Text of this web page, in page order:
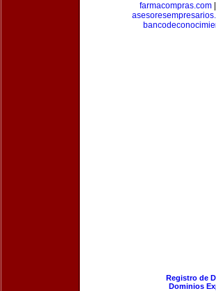
farmacompras.com
Registro de
Dominios